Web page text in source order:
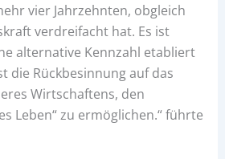
vier Jahrzehnten, obgleich
verdreifacht hat. Es ist
alternative Kennzahl etabliert
die Rückbesinnung auf das
Wirtschaftens, den
Leben“ zu ermöglichen.“ führte